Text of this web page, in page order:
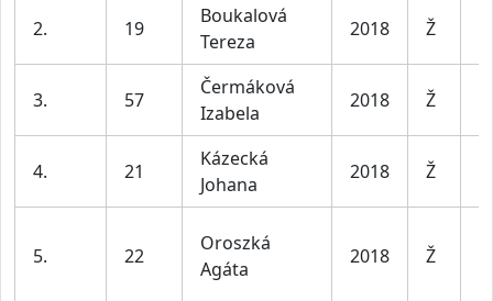
2. 19
Boukalová
Tereza
2018 Ž
3. 57
Čermáková
Izabela
2018 Ž
4. 21
Kázecká
Johana
2018 Ž
5. 22
Oroszká
Agáta
2018 Ž